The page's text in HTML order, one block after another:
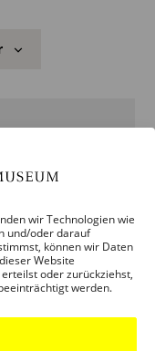
wir Technologien wie
und/oder darauf
können wir Daten
Website
oder zurückziehst,
werden.
+